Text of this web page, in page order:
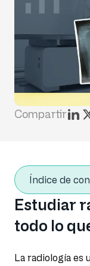
Compartir
Índice de
Estudiar
todo lo
La radiología es